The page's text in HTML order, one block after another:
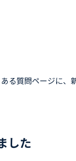
る質問ページに
した